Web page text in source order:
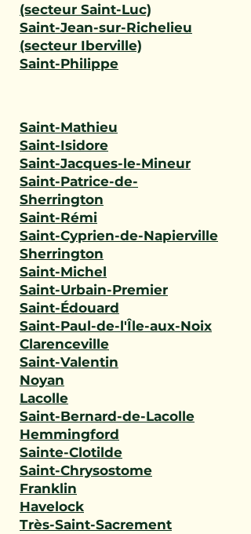
(secteur Saint-Luc)
Saint-Jean-sur-Richelieu
(secteur Iberville)
Saint-Philippe
Saint-Mathieu
Saint-Isidore
Saint-Jacques-le-Mineur
Saint-Patrice-de-
Sherrington
Saint-Rémi
Saint-Cyprien-de-Napierville
Sherrington
Saint-Michel
Saint-Urbain-Premier
Saint-Édouard
Saint-Paul-de-l'Île-aux-Noix
Clarenceville
Saint-Valentin
Noyan
Lacolle
Saint-Bernard-de-Lacolle
Hemmingford
Sainte-Clotilde
Saint-Chrysostome
Franklin
Havelock
Très-Saint-Sacrement